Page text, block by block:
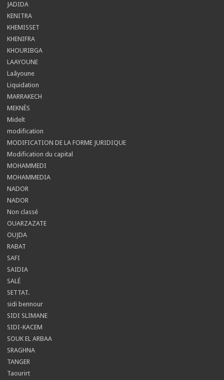
JADIDA
KENITRA
KHEMISSET
KHENIFRA
KHOURIBGA
LAAYOUNE
Laâyoune
Liquidation
MARRAKECH
MEKNÈS
Midelt
modification
MODIFICATION DE LA FORME JURIDIQUE
Modification du capital
MOHAMMEDI
MOHAMMEDIA
NADOR
NADOR
Non classé
OUARZAZATE
OUJDA
RABAT
SAFI
SAIDIA
SALÉ
SETTAT.
sidi bennour
SIDI SLIMANE
SIDI-KACEM
SOUK EL ARBAA
SRAGHNA
TANGER
Taourirt